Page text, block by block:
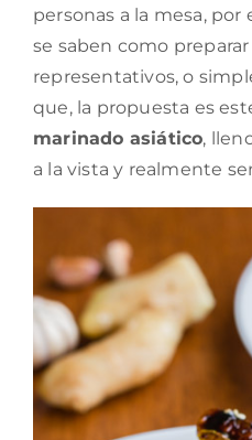
personas a la mesa,
se saben como
representativos, o
que, la propuesta es
marinado asiático,
a la vista y realmente